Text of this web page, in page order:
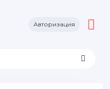
Авторизация